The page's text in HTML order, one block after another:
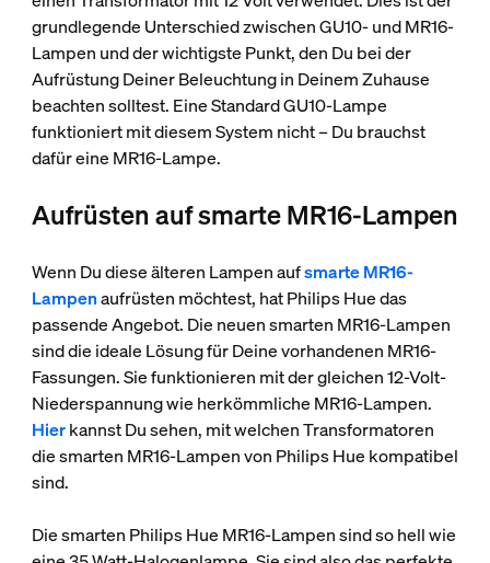
grundlegende Unterschied zwischen GU10- und MR16-
Lampen und der wichtigste Punkt, den Du bei der
Aufrüstung Deiner Beleuchtung in Deinem Zuhause
beachten solltest. Eine Standard GU10-Lampe
funktioniert mit diesem System nicht – Du brauchst
dafür eine MR16-Lampe.
Aufrüsten auf smarte MR16-Lampen
Wenn Du diese älteren Lampen aufsmarte MR16-
Lampenaufrüsten möchtest, hat Philips Hue das
passende Angebot. Die neuen smarten MR16-Lampen
sind die ideale Lösung für Deine vorhandenen MR16-
Fassungen. Sie funktionieren mit der gleichen 12-Volt-
Niederspannung wie herkömmliche MR16-Lampen.
Hierkannst Du sehen, mit welchen Transformatoren
die smarten MR16-Lampen von Philips Hue kompatibel
sind.
Die smarten Philips Hue MR16-Lampen sind so hell wie